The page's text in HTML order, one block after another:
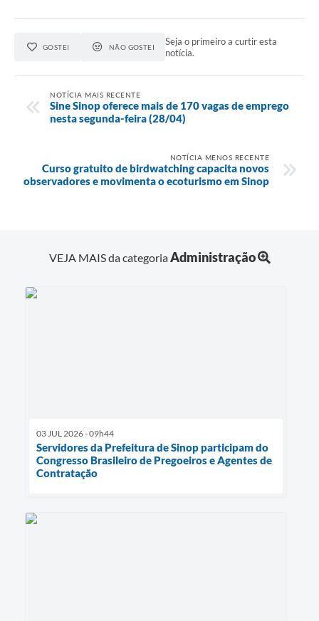
GOSTEI NÃO GOSTEI
Seja o primeiro a curtir esta
notícia.
NOTÍCIA MAIS RECENTE
Sine Sinop oferece mais de 170 vagas de emprego
nesta segunda-feira (28/04)
NOTÍCIA MENOS RECENTE
Curso gratuito de birdwatching capacita novos
observadores e movimenta o ecoturismo em Sinop
VEJA MAIS da categoriaAdministração
03 JUL 2026 - 09h44
Servidores da Prefeitura de Sinop participam do
Congresso Brasileiro de Pregoeiros e Agentes de
Contratação